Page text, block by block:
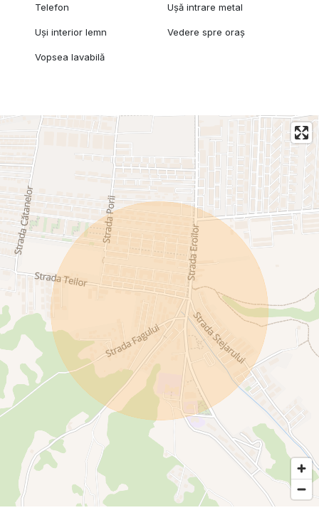
Telefon Ușă intrare metal
Uși interior lemn Vedere spre oraș
Vopsea lavabilă